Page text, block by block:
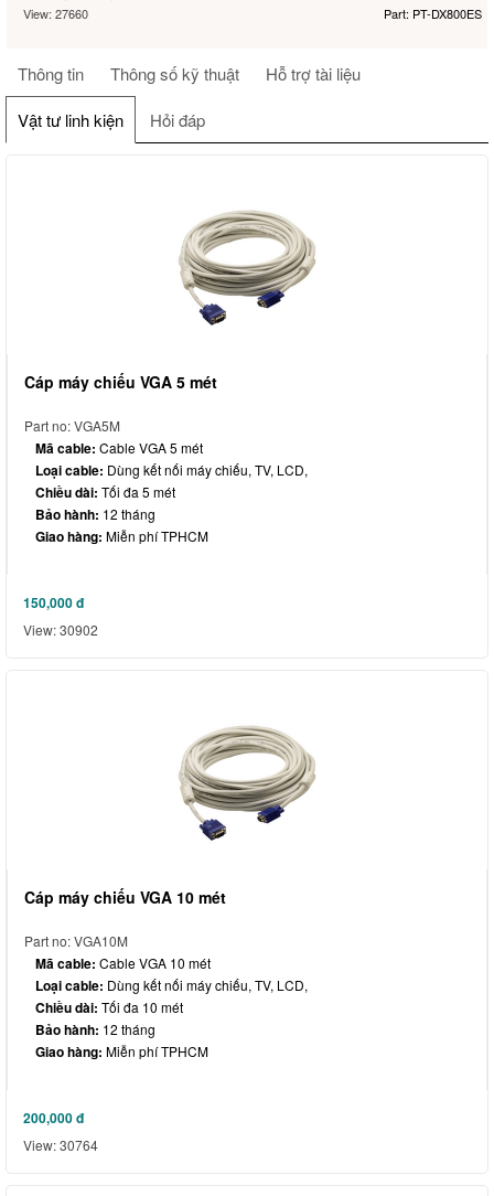
View: 27660 Part: PT-DX800ES
Thông tin Thông số kỹ thuật
Hỗ trợ tài liệu
Vật tư linh kiện
Hỏi đáp
Cáp máy chiếu VGA 5 mét
Part no: VGA5M
Mã cable: Cable VGA 5 mét
Loại cable: Dùng kết nối máy chiếu, TV, LCD,
Chiều dài: Tối đa 5 mét
Bảo hành: 12 tháng
Giao hàng: Miễn phí TPHCM
150,000đ
View: 30902
Cáp máy chiếu VGA 10 mét
Part no: VGA10M
Mã cable: Cable VGA 10 mét
Loại cable: Dùng kết nối máy chiếu, TV, LCD,
Chiều dài: Tối đa 10 mét
Bảo hành: 12 tháng
Giao hàng: Miễn phí TPHCM
200,000đ
View: 30764